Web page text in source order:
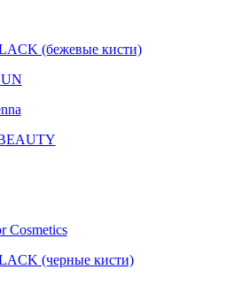
(бежевые кисти)
Cosmetics
(черные кисти)